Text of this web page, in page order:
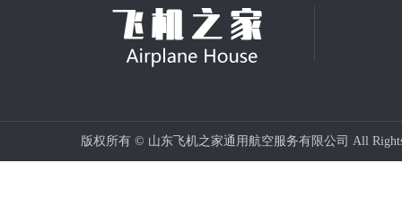
版权所有 © 山东飞机之家通用航空服务有限公司 All